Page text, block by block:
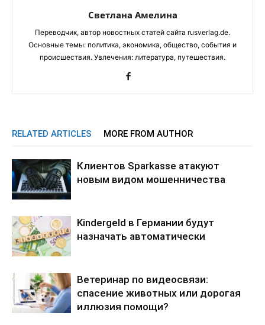
Светлана Амелина
Переводчик, автор новостных статей сайта rusverlag.de.
Основные темы: политика, экономика, общество, события и
происшествия. Увлечения: литература, путешествия.
RELATED ARTICLES MORE FROM AUTHOR
Клиентов Sparkasse атакуют
новым видом мошенничества
Kindergeld в Германии будут
назначать автоматически
Ветеринар по видеосвязи:
спасение животных или дорогая
иллюзия помощи?